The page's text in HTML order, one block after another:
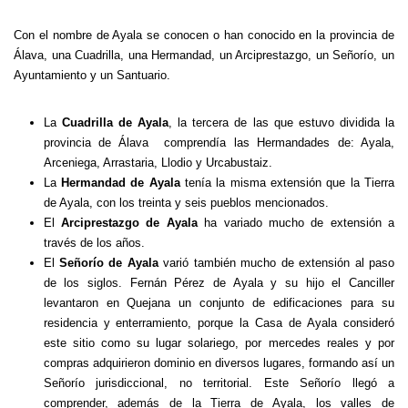
Con el nombre de Ayala se conocen o han conocido en la provincia de
Álava, una Cuadrilla, una Hermandad, un Arciprestazgo, un Señorío, un
Ayuntamiento y un Santuario.
La Cuadrilla de Ayala, la tercera de las que estuvo dividida la
provincia de Álava comprendía las Hermandades de: Ayala,
Arceniega, Arrastaria, Llodio y Urcabustaiz.
La Hermandad de Ayalatenía la misma extensión que la Tierra
de Ayala, con los treinta y seis pueblos mencionados.
El Arciprestazgo de Ayalaha variado mucho de extensión a
través de los años.
ElSeñorío de Ayalavarió también mucho de extensión al paso
de los siglos. Fernán Pérez de Ayala y su hijo el Canciller
levantaron en Quejana un conjunto de edificaciones para su
residencia y enterramiento, porque la Casa de Ayala consideró
este sitio como su lugar solariego, por mercedes reales y por
compras adquirieron dominio en diversos lugares, formando así un
Señorío jurisdiccional, no territorial. Este Señorío llegó a
comprender, además de la Tierra de Ayala, los valles de